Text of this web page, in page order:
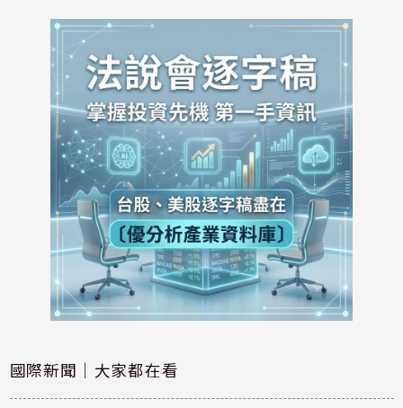
國際新聞｜大家都在看